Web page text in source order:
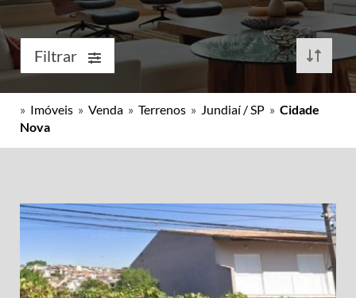
Filtrar
» Imóveis » Venda » Terrenos » Jundiaí / SP » Cidade
Nova